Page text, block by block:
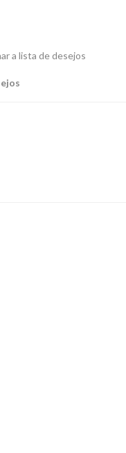
a lista de desejos